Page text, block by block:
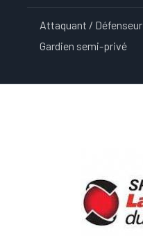
Attaquant / Défenseur
Gardien semi-privé